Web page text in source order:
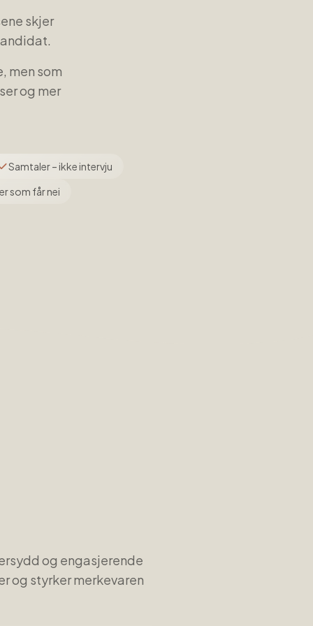
skjer
men som
og mer
Samtaler – ikke intervju
som får nei
og engasjerende
og styrker merkevaren